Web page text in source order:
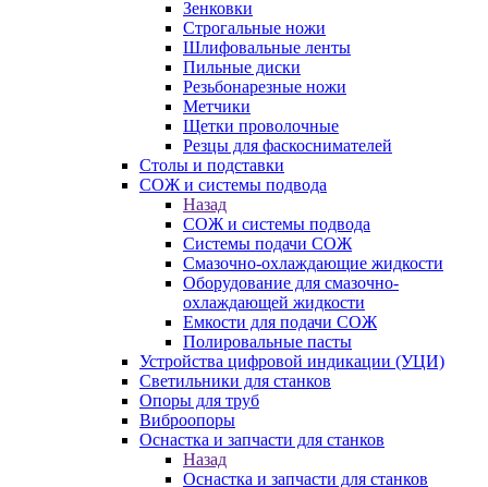
Зенковки
Строгальные ножи
Шлифовальные ленты
Пильные диски
Резьбонарезные ножи
Метчики
Щетки проволочные
Резцы для фаскоснимателей
Столы и подставки
СОЖ и системы подвода
Назад
СОЖ и системы подвода
Системы подачи СОЖ
Смазочно-охлаждающие жидкости
Оборудование для смазочно-
охлаждающей жидкости
Емкости для подачи СОЖ
Полировальные пасты
Устройства цифровой индикации (УЦИ)
Светильники для станков
Опоры для труб
Виброопоры
Оснастка и запчасти для станков
Назад
Оснастка и запчасти для станков